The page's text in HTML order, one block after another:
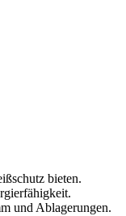
bieten.
und Ablagerungen.